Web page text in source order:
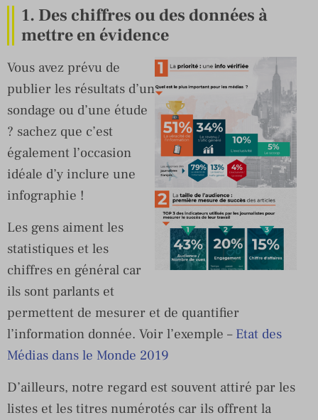
1. Des chiffres ou des données à
mettre en évidence
Vous avez prévu de
publier les résultats d’un
sondage ou d’une étude
? sachez que c’est
également l’occasion
idéale d’y inclure une
infographie !
Les gens aiment les
statistiques et les
chiffres en général car
ils sont parlants et
permettent de mesurer et de quantifier
l’information donnée. Voir l’exemple – Etat des
Médias dans le Monde 2019
D’ailleurs, notre regard est souvent attiré par les
listes et les titres numérotés car ils offrent la